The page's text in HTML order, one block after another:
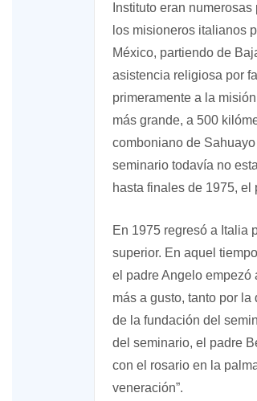
Instituto eran
los misioneros italianos
México, partiendo de
asistencia religiosa por
primeramente a la
más grande, a 500
comboniano de
seminario todavía no
hasta finales de 1975,
En 1975 regresó a Italia
superior. En aquel
el padre Angelo empezó
más a gusto, tanto por
de la fundación del
del seminario, el padre
con el rosario en la
veneración”.